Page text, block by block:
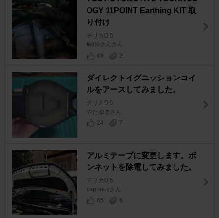
OGY 11POINT Earthing KIT 取
り付け
デリカD:5
tamoさんさん
49
2
ダイレクトイグニッションコイ
ルをアースしてみました。
デリカD:5
やたゆまさん
24
7
アルミテープに変更します。ボ
ンネットを除電してみました。
デリカD:5
cappriusさん
65
6